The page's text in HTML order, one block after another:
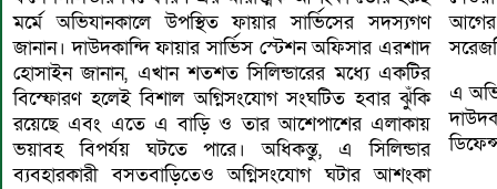
মর্মে অভিযানকালে উপস্থিত ফায়ার সার্ভিসের সদস্যগণ
জানান। দাউদকান্দি ফায়ার সার্ভিস স্টেশন অফিসার এরশাদ
হোসাইন জানান, এখান শতশত সিলিন্ডারের মধ্যে একটির
বিস্ফোরণ হলেই বিশাল অগ্নিসংযোগ সংঘটিত হবার ঝুঁকি
রয়েছে এবং এতে এ বাড়ি ও তার আশেপাশের এলাকায়
ভয়াবহ বিপর্যয় ঘটতে পারে। অধিকন্তু, এ সিলিন্ডার
ব্যবহারকারী বসতবাড়িতেও অগ্নিসংযোগ ঘটার আশংকা
এ